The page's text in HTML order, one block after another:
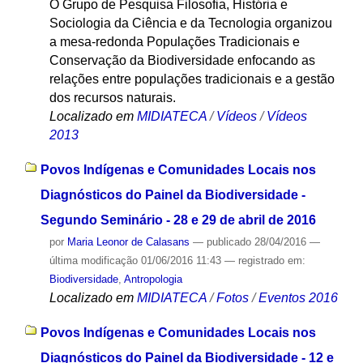
O Grupo de Pesquisa Filosofia, História e
Sociologia da Ciência e da Tecnologia organizou
a mesa-redonda Populações Tradicionais e
Conservação da Biodiversidade enfocando as
relações entre populações tradicionais e a gestão
dos recursos naturais.
Localizado em MIDIATECA / Vídeos / Vídeos
2013
Povos Indígenas e Comunidades Locais nos
Diagnósticos do Painel da Biodiversidade -
Segundo Seminário - 28 e 29 de abril de 2016
por Maria Leonor de Calasans — publicado28/04/2016 —
última modificação01/06/2016 11:43 — registrado em:
Biodiversidade, Antropologia
Localizado em MIDIATECA /Fotos /Eventos 2016
Povos Indígenas e Comunidades Locais nos
Diagnósticos do Painel da Biodiversidade - 12 e